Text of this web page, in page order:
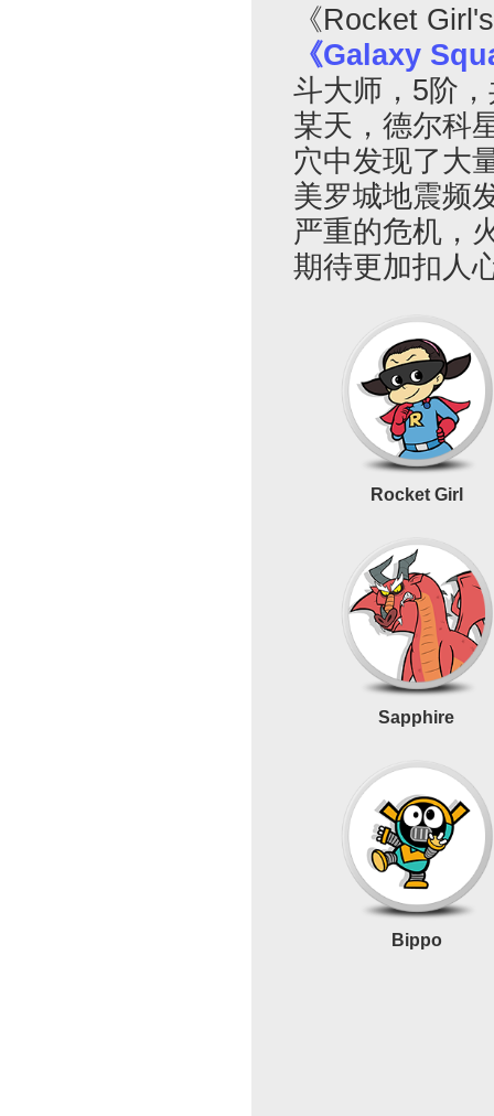
《Rocket
《Galaxy
斗大师，5阶
某天，德尔科
穴中发现了大
美罗城地震频
严重的危机，
期待更加扣人
Rocket Girl
Sapphire
Bippo